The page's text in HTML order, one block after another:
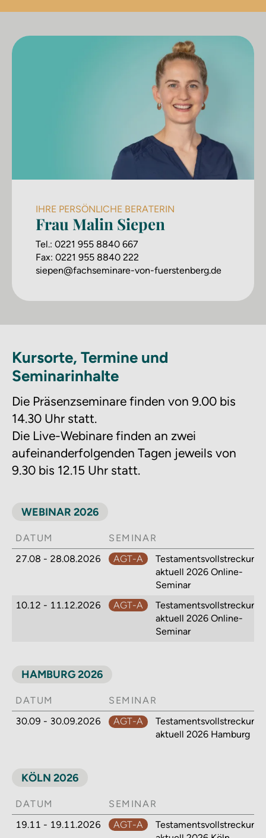
IHRE PERSÖNLICHE BERATERIN
Frau Malin Siepen
Tel.: 0221 955 8840 667
Fax: 0221 955 8840 222
siepen@fachseminare-von-fuerstenberg.de
Kursorte, Termine und
Seminarinhalte
Die Präsenzseminare finden von 9.00 bis
14.30 Uhr statt.
Die Live-Webinare finden an zwei
aufeinanderfolgenden Tagen jeweils von
9.30 bis 12.15 Uhr statt.
WEBINAR 2026
DATUM
SEMINAR
27.08 - 28.08.2026
AGT-A
Testamentsvollstreckung
aktuell 2026 Online-
Seminar
10.12 - 11.12.2026
AGT-A
Testamentsvollstreckung
aktuell 2026 Online-
Seminar
HAMBURG 2026
DATUM
SEMINAR
30.09 - 30.09.2026
AGT-A
Testamentsvollstreckung
aktuell 2026 Hamburg
KÖLN 2026
DATUM
SEMINAR
19.11 - 19.11.2026
AGT-A
Testamentsvollstreckung